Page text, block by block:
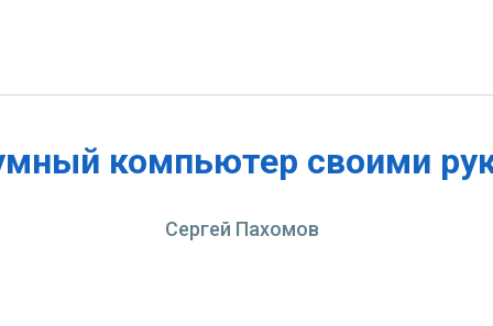
компьютер своими
Сергей Пахомов